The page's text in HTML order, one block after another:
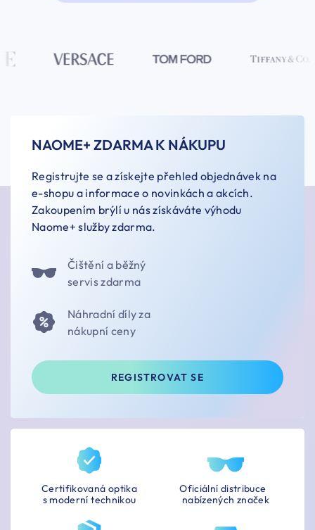
NAOME+ ZDARMA K NÁKUPU
Registrujte se a získejte přehled objednávek na
e-shopu a informace o novinkách a akcích.
Zakoupením brýlí u nás získáváte výhodu
Naome+ služby zdarma.
Čištění a běžný
servis zdarma
Náhradní díly za
nákupní ceny
REGISTROVAT SE
Certifikovaná optika
s moderní technikou
Oficiální distribuce
nabízených značek